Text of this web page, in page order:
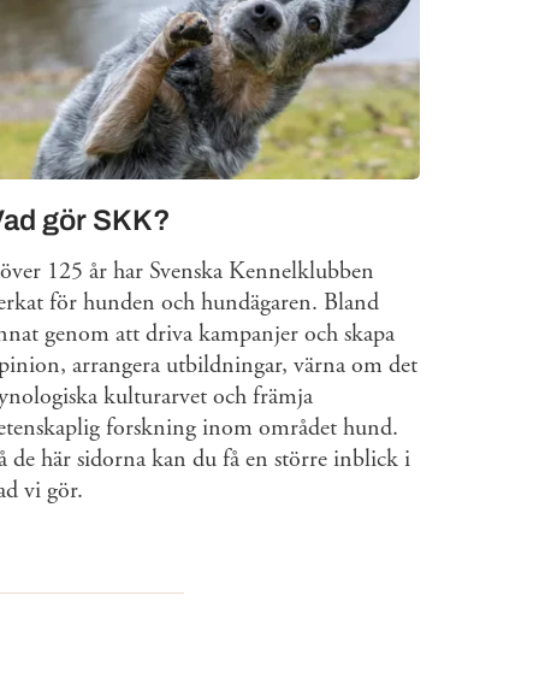
gör SKK?
125 år har Svenska Kennelklubben
för hunden och hundägaren. Bland
genom att driva kampanjer och skapa
arrangera utbildningar, värna om det
kulturarvet och främja
forskning inom området hund.
de här sidorna kan du få en större inblick i
vi gör.